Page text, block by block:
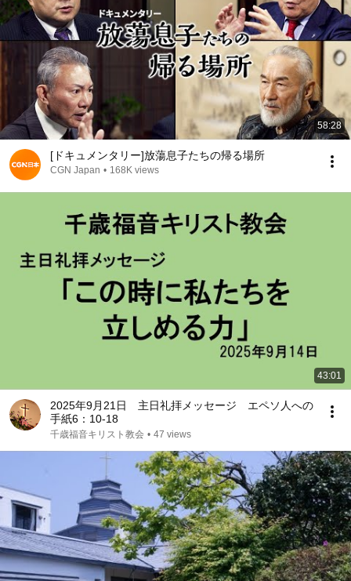
58:28
[ドキュメンタリー]放蕩息子たちの帰る場所
CGN Japan • 168K views
43:01
2025年9月21日 主日礼拝メッセージ エペソ人への
手紙6：10-18
千歳福音キリスト教会 • 47 views